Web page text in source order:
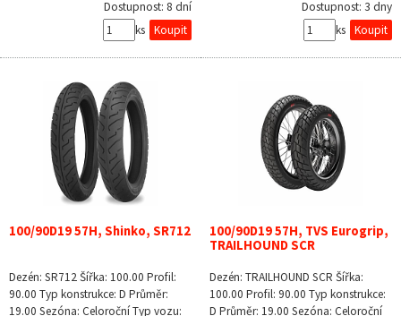
Dostupnost: 8 dní
ks
Dostupnost: 3 dny
ks
100/90D19 57H, Shinko, SR712
Dezén: SR712 Šířka: 100.00 Profil:
90.00 Typ konstrukce: D Průměr:
19.00 Sezóna: Celoroční Typ vozu:
100/90D19 57H, TVS Eurogrip,
TRAILHOUND SCR
Dezén: TRAILHOUND SCR Šířka:
100.00 Profil: 90.00 Typ konstrukce:
D Průměr: 19.00 Sezóna: Celoroční